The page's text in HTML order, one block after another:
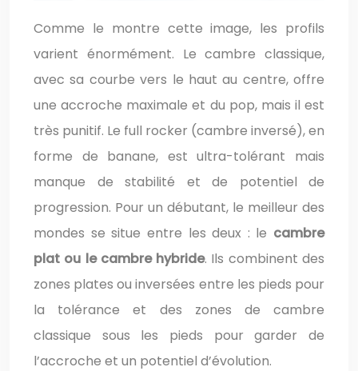
Comme le montre cette image, les profils
varient énormément. Le cambre classique,
avec sa courbe vers le haut au centre, offre
une accroche maximale et du pop, mais il est
très punitif. Le full rocker (cambre inversé), en
forme de banane, est ultra-tolérant mais
manque de stabilité et de potentiel de
progression. Pour un débutant, le meilleur des
mondes se situe entre les deux : le cambre
plat ou le cambre hybride. Ils combinent des
zones plates ou inversées entre les pieds pour
la tolérance et des zones de cambre
classique sous les pieds pour garder de
l’accroche et un potentiel d’évolution.